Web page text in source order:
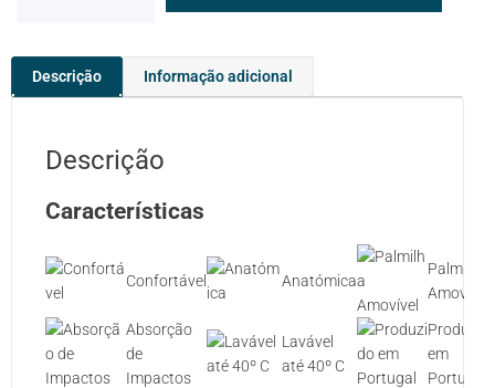
Descrição Informação adicional
Descrição
Características
Confortável Anatómica
Palmilha
Amovível
Absorção
de
Impactos
Lavável
até 40º C
em
Portugal